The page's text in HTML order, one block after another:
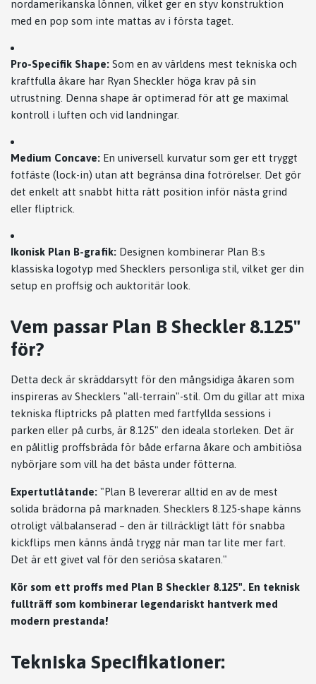
nordamerikanska lönnen, vilket ger en styv konstruktion
med en pop som inte mattas av i första taget.
Pro-Specifik Shape: Som en av världens mest tekniska och
kraftfulla åkare har Ryan Sheckler höga krav på sin
utrustning. Denna shape är optimerad för att ge maximal
kontroll i luften och vid landningar.
Medium Concave: En universell kurvatur som ger ett tryggt
fotfäste (lock-in) utan att begränsa dina fotrörelser. Det gör
det enkelt att snabbt hitta rätt position inför nästa grind
eller fliptrick.
Ikonisk Plan B-grafik: Designen kombinerar Plan B:s
klassiska logotyp med Shecklers personliga stil, vilket ger din
setup en proffsig och auktoritär look.
Vem passar Plan B Sheckler 8.125"
för?
Detta deck är skräddarsytt för den mångsidiga åkaren som
inspireras av Shecklers "all-terrain"-stil. Om du gillar att mixa
tekniska fliptricks på platten med fartfyllda sessions i
parken eller på curbs, är 8.125" den ideala storleken. Det är
en pålitlig proffsbräda för både erfarna åkare och ambitiösa
nybörjare som vill ha det bästa under fötterna.
Expertutlåtande: "Plan B levererar alltid en av de mest
solida brädorna på marknaden. Shecklers 8.125-shape känns
otroligt välbalanserad – den är tillräckligt lätt för snabba
kickflips men känns ändå trygg när man tar lite mer fart.
Det är ett givet val för den seriösa skataren."
Kör som ett proffs med Plan B Sheckler 8.125". En teknisk
fullträff som kombinerar legendariskt hantverk med
modern prestanda!
Tekniska Specifikationer: